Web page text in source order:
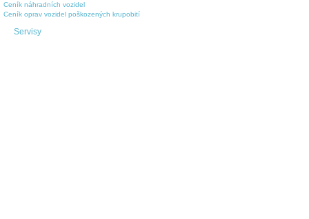
Ceník náhradních vozidel
Ceník oprav vozidel poškozených krupobití
Servisy